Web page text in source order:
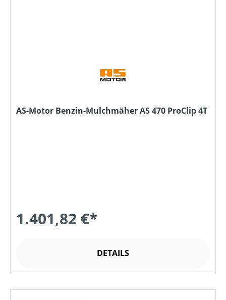
AS-Motor Benzin-Mulchmäher AS 470 ProClip 4T
1.401,82 €*
DETAILS